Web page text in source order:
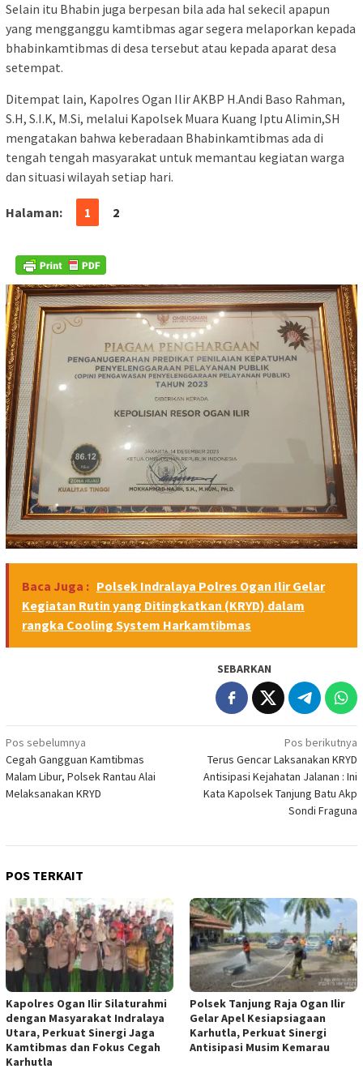
Selain itu Bhabin juga berpesan bila ada hal sekecil apapun
yang mengganggu kamtibmas agar segera melaporkan kepada
bhabinkamtibmas di desa tersebut atau kepada aparat desa
setempat.
Ditempat lain, Kapolres Ogan Ilir AKBP H.Andi Baso Rahman,
S.H, S.I.K, M.Si, melalui Kapolsek Muara Kuang Iptu Alimin,SH
mengatakan bahwa keberadaan Bhabinkamtibmas ada di
tengah tengah masyarakat untuk memantau kegiatan warga
dan situasi wilayah setiap hari.
Halaman: 1 2
Baca Juga : Polsek Indralaya Polres Ogan Ilir Gelar
Kegiatan Rutin yang Ditingkatkan (KRYD) dalam
rangka Cooling System Harkamtibmas
SEBARKAN
Navigasi
pos
Pos sebelumnya
Cegah Gangguan Kamtibmas
Malam Libur, Polsek Rantau Alai
Melaksanakan KRYD
Pos berikutnya
Terus Gencar Laksanakan KRYD
Antisipasi Kejahatan Jalanan : Ini
Kata Kapolsek Tanjung Batu Akp
Sondi Fraguna
POS TERKAIT
Kapolres Ogan Ilir Silaturahmi
dengan Masyarakat Indralaya
Utara, Perkuat Sinergi Jaga
Kamtibmas dan Fokus Cegah
Karhutla
Polsek Tanjung Raja Ogan Ilir
Gelar Apel Kesiapsiagaan
Karhutla, Perkuat Sinergi
Antisipasi Musim Kemarau